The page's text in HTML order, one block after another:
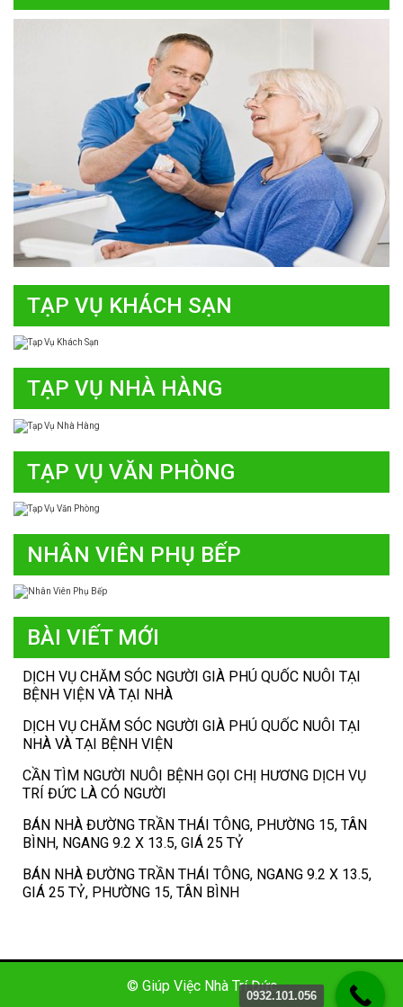
TẠP VỤ KHÁCH SẠN
TẠP VỤ NHÀ HÀNG
TẠP VỤ VĂN PHÒNG
NHÂN VIÊN PHỤ BẾP
BÀI VIẾT MỚI
DỊCH VỤ CHĂM SÓC NGƯỜI GIÀ PHÚ QUỐC NUÔI TẠI
BỆNH VIỆN VÀ TẠI NHÀ
DỊCH VỤ CHĂM SÓC NGƯỜI GIÀ PHÚ QUỐC NUÔI TẠI
NHÀ VÀ TẠI BỆNH VIỆN
CẦN TÌM NGƯỜI NUÔI BỆNH GỌI CHỊ HƯƠNG DỊCH VỤ
TRÍ ĐỨC LÀ CÓ NGƯỜI
BÁN NHÀ ĐƯỜNG TRẦN THÁI TÔNG, PHƯỜNG 15, TÂN
BÌNH, NGANG 9.2 X 13.5, GIÁ 25 TỶ
BÁN NHÀ ĐƯỜNG TRẦN THÁI TÔNG, NGANG 9.2 X 13.5,
GIÁ 25 TỶ, PHƯỜNG 15, TÂN BÌNH
© Giúp Việc Nhà Trí Đức
0932.101.056